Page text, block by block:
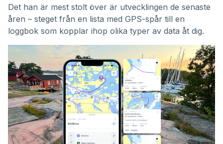
Det han är mest stolt över är utvecklingen de senaste
åren – steget från en lista med GPS-spår till en
loggbok som kopplar ihop olika typer av data åt dig.